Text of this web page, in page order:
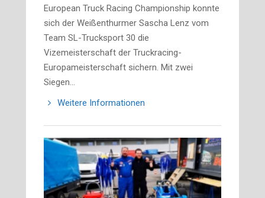
European Truck Racing Championship konnte
sich der Weißenthurmer Sascha Lenz vom
Team SL-Trucksport 30 die
Vizemeisterschaft der Truckracing-
Europameisterschaft sichern. Mit zwei
Siegen…
Weitere Informationen